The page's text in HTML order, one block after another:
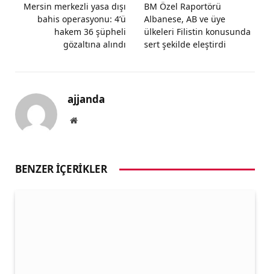
Mersin merkezli yasa dışı
bahis operasyonu: 4’ü
hakem 36 şüpheli
gözaltına alındı
BM Özel Raportörü
Albanese, AB ve üye
ülkeleri Filistin konusunda
sert şekilde eleştirdi
ajjanda
Website
BENZER İÇERIKLER